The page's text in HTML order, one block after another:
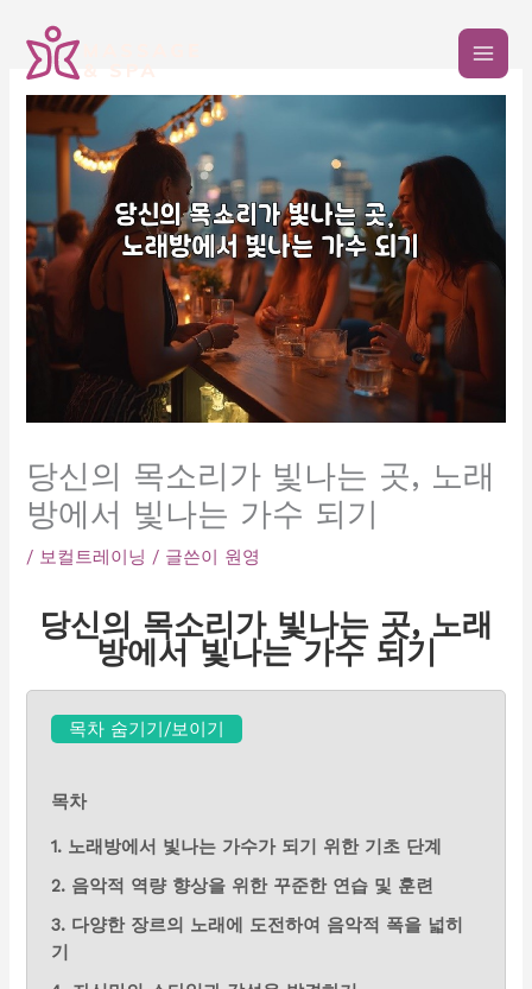
당신의 목소리가 빛나는 곳, 노래
방에서 빛나는 가수 되기
/ 보컬트레이닝 / 글쓴이 원영
당신의 목소리가 빛나는 곳, 노래
방에서 빛나는 가수 되기
목차 숨기기/보이기
목차
1. 노래방에서 빛나는 가수가 되기 위한 기초 단계
2. 음악적 역량 향상을 위한 꾸준한 연습 및 훈련
3. 다양한 장르의 노래에 도전하여 음악적 폭을 넓히
기